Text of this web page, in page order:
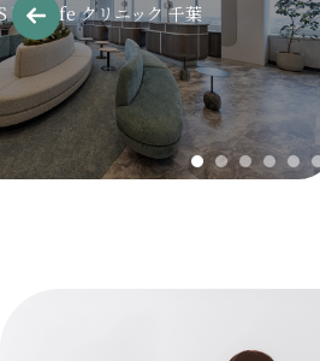
Me-Life クリニック 千葉